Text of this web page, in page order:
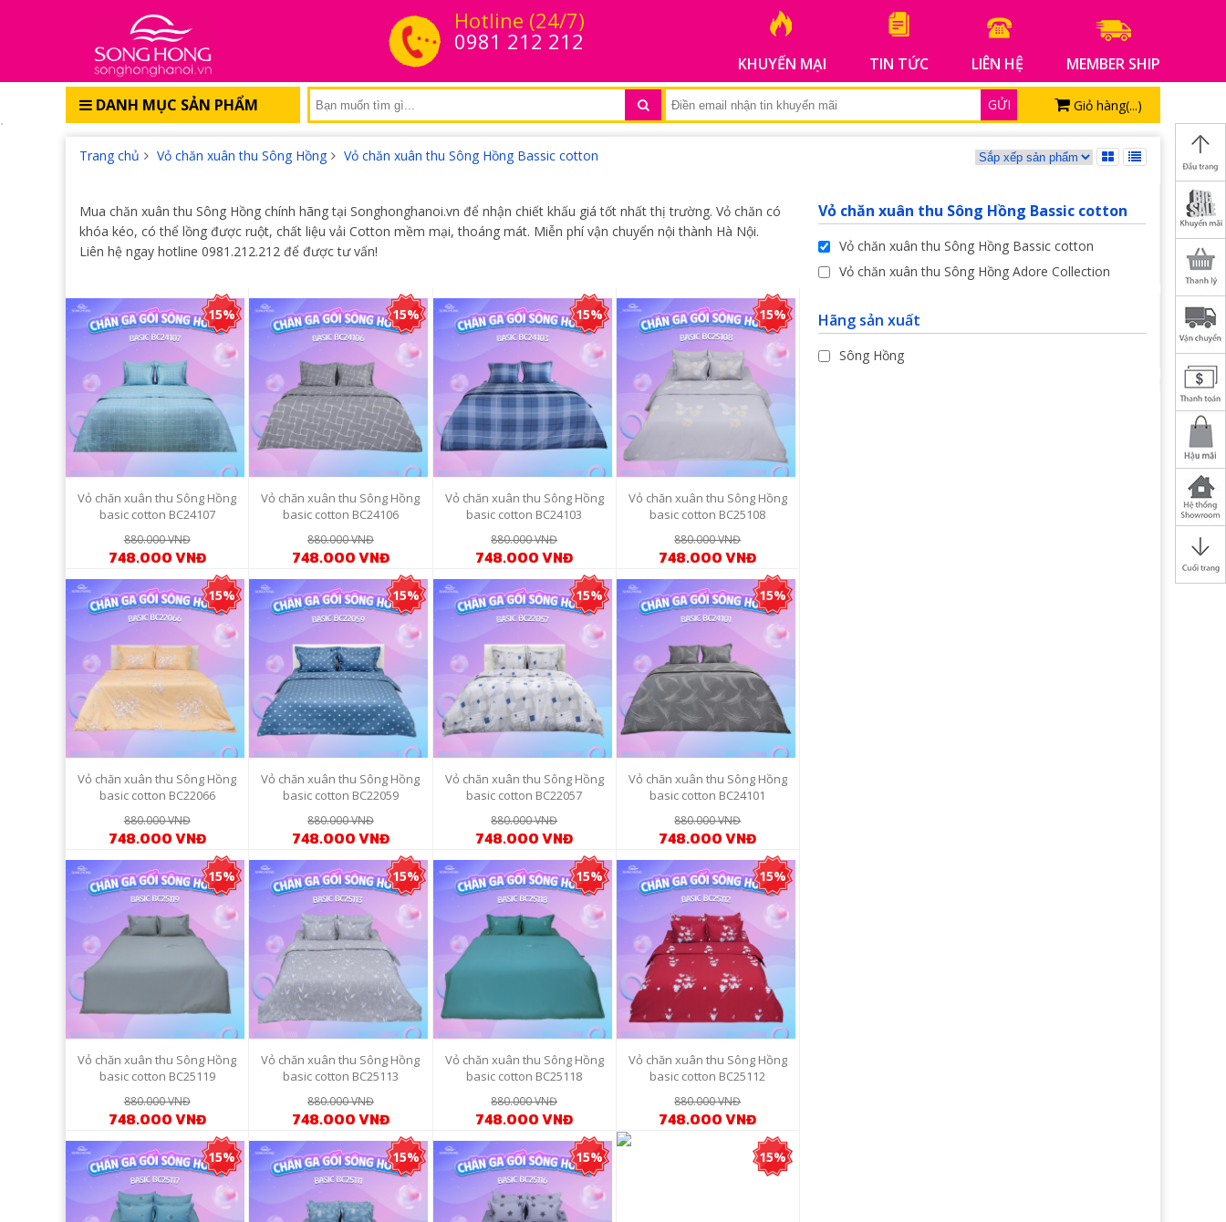
Hotline (24/7)
0981 212 212
KHUYẾN MẠI TIN TỨC LIÊN HỆ MEMBER SHIP
DANH MỤC SẢN PHẨM GỬI Giỏ hàng(...)
Trang chủ Vỏ chăn xuân thu Sông Hồng Vỏ chăn xuân thu Sông Hồng Bassic cotton
Mua chăn xuân thu Sông Hồng chính hãng tại Songhonghanoi.vn để nhận chiết khấu giá tốt nhất thị trường. Vỏ chăn có
khóa kéo, có thể lồng được ruột, chất liệu vải Cotton mềm mại, thoáng mát. Miễn phí vận chuyển nội thành Hà Nội.
Liên hệ ngay hotline 0981.212.212 để được tư vấn!
15%
Vỏ chăn xuân thu Sông Hồng
basic cotton BC24107
880.000 VNĐ
748.000 VNĐ
15%
Vỏ chăn xuân thu Sông Hồng
basic cotton BC24106
880.000 VNĐ
748.000 VNĐ
15%
Vỏ chăn xuân thu Sông Hồng
basic cotton BC24103
880.000 VNĐ
748.000 VNĐ
15%
Vỏ chăn xuân thu Sông Hồng
basic cotton BC25108
880.000 VNĐ
748.000 VNĐ
15%
Vỏ chăn xuân thu Sông Hồng
basic cotton BC22066
880.000 VNĐ
748.000 VNĐ
15%
Vỏ chăn xuân thu Sông Hồng
basic cotton BC22059
880.000 VNĐ
748.000 VNĐ
15%
Vỏ chăn xuân thu Sông Hồng
basic cotton BC22057
880.000 VNĐ
748.000 VNĐ
15%
Vỏ chăn xuân thu Sông Hồng
basic cotton BC24101
880.000 VNĐ
748.000 VNĐ
15%
Vỏ chăn xuân thu Sông Hồng
basic cotton BC25119
880.000 VNĐ
748.000 VNĐ
15%
Vỏ chăn xuân thu Sông Hồng
basic cotton BC25113
880.000 VNĐ
748.000 VNĐ
15%
Vỏ chăn xuân thu Sông Hồng
basic cotton BC25118
880.000 VNĐ
748.000 VNĐ
15%
Vỏ chăn xuân thu Sông Hồng
basic cotton BC25112
880.000 VNĐ
748.000 VNĐ
15% 15% 15% 15%
Vỏ chăn xuân thu Sông Hồng Bassic cotton
Vỏ chăn xuân thu Sông Hồng Bassic cotton
Vỏ chăn xuân thu Sông Hồng Adore Collection
Hãng sản xuất
Sông Hồng